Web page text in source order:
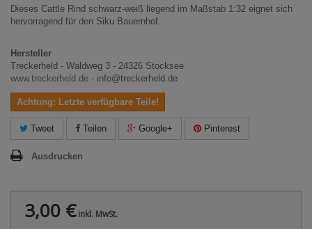
Dieses Cattle Rind schwarz-weiß liegend im Maßstab 1:32 eignet sich
hervorragend für den Siku Bauernhof.
Hersteller
Treckerheld - Waldweg 3 - 24326 Stocksee
www.treckerheld.de - info@treckerheld.de
Achtung: Letzte verfügbare Teile!
Tweet Teilen Google+ Pinterest
Ausdrucken
3,00 €inkl. MwSt.